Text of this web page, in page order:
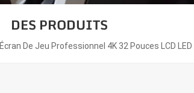
DES PRODUITS
Écran De Jeu Professionnel 4K 32 Pouces LCD